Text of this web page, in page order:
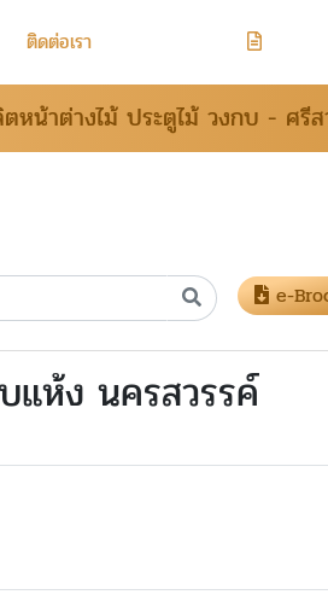
ติดต่อเรา
ตหน้าต่างไม้ ประตูไม้ วงกบ - ศรี
e-
แห้ง นครสวรรค์